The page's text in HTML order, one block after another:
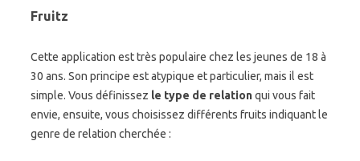
Fruitz
Cette application est très populaire chez les jeunes de 18 à
30 ans. Son principe est atypique et particulier, mais il est
simple. Vous définissez le type de relationqui vous fait
envie, ensuite, vous choisissez différents fruits indiquant le
genre de relation cherchée :